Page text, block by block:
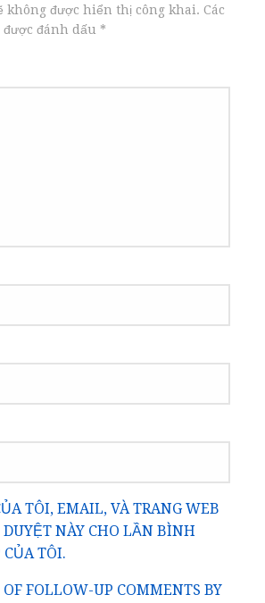
không được hiển thị công khai. Các
đánh dấu *
TÔI, EMAIL, VÀ TRANG WEB
NÀY CHO LẦN BÌNH
TÔI.
FOLLOW-UP COMMENTS BY